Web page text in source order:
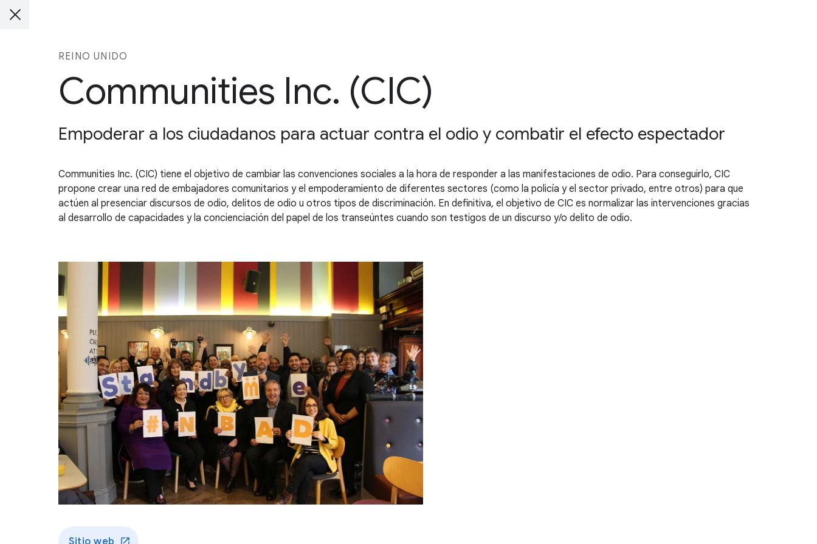
REINO UNIDO
Communities Inc. (CIC)
Empoderar a los ciudadanos para actuar contra el odio y combatir el efecto espectador
Communities Inc. (CIC) tiene el objetivo de cambiar las convenciones sociales a la hora de responder a las manifestaciones de odio. Para conseguirlo, CIC
propone crear una red de embajadores comunitarios y el empoderamiento de diferentes sectores (como la policía y el sector privado, entre otros) para que
actúen al presenciar discursos de odio, delitos de odio u otros tipos de discriminación. En definitiva, el objetivo de CIC es normalizar las intervenciones gracias
al desarrollo de capacidades y la concienciación del papel de los transeúntes cuando son testigos de un discurso y/o delito de odio.